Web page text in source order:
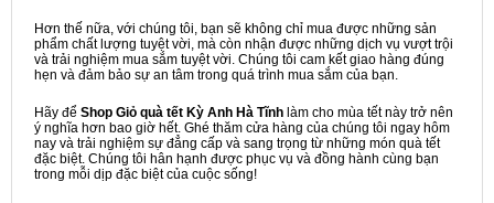
Hơn thế nữa, với chúng tôi, bạn sẽ không chỉ mua được những sản
phẩm chất lượng tuyệt vời, mà còn nhận được những dịch vụ vượt trội
và trải nghiệm mua sắm tuyệt vời. Chúng tôi cam kết giao hàng đúng
hẹn và đảm bảo sự an tâm trong quá trình mua sắm của bạn.
Hãy để Shop Giỏ quà tết Kỳ Anh Hà Tĩnh làm cho mùa tết này trở nên
ý nghĩa hơn bao giờ hết. Ghé thăm cửa hàng của chúng tôi ngay hôm
nay và trải nghiệm sự đẳng cấp và sang trọng từ những món quà tết
đặc biệt. Chúng tôi hân hạnh được phục vụ và đồng hành cùng bạn
trong mỗi dịp đặc biệt của cuộc sống!